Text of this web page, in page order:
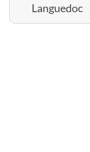
Languedoc